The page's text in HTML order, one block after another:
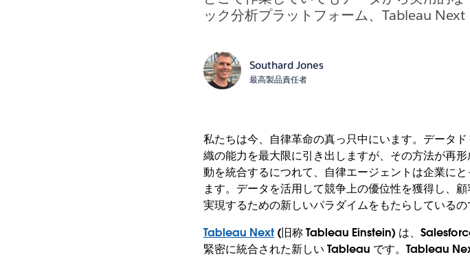
ック分析プラットフォーム、Tableau Next
Southard Jones
最高製品責任者
私たちは今、自律革命の真っ只中にいます。データ
織の能力を最大限に引き出しますが、その方法が再
動を統合するにつれて、自律エージェントは企業に
ます。データを活用して競争上の優位性を獲得し、
実現するための新しいパラダイムをもたらしているの
Tableau Next(旧称 Tableau Einstein) は、
緊密に統合された新しい Tableau です。Tableau